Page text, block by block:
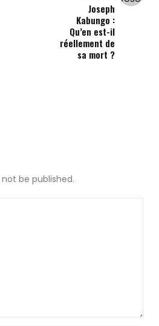
Joseph
Kabungo :
Qu’en est-il
réellement de
sa mort ?
be published.